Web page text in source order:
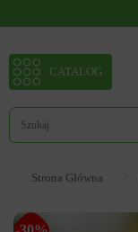
CATALOG
Strona Główna